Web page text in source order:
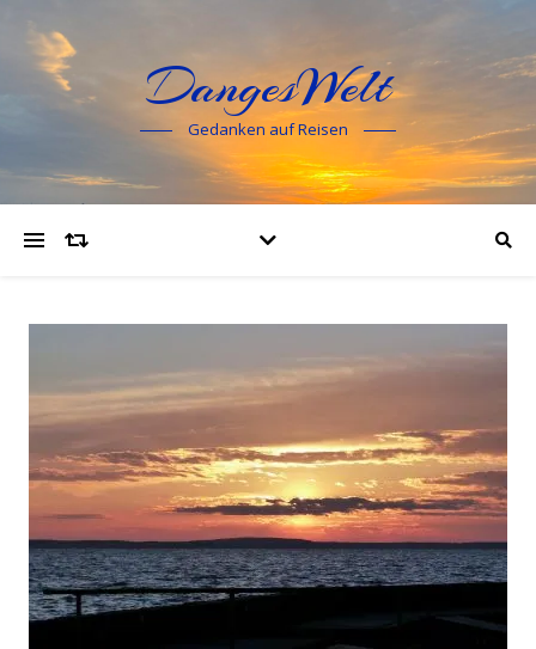
DangesWelt
Gedanken auf Reisen